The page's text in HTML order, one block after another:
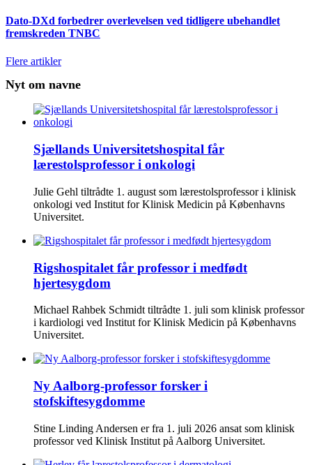
Dato-DXd forbedrer overlevelsen ved tidligere ubehandlet
fremskreden TNBC
Flere artikler
Nyt om navne
Sjællands Universitetshospital får
lærestolsprofessor i onkologi
Julie Gehl tiltrådte 1. august som lærestolsprofessor i klinisk
onkologi ved Institut for Klinisk Medicin på Københavns
Universitet.
Rigshospitalet får professor i medfødt
hjertesygdom
Michael Rahbek Schmidt tiltrådte 1. juli som klinisk professor
i kardiologi ved Institut for Klinisk Medicin på Københavns
Universitet.
Ny Aalborg-professor forsker i
stofskiftesygdomme
Stine Linding Andersen er fra 1. juli 2026 ansat som klinisk
professor ved Klinisk Institut på Aalborg Universitet.